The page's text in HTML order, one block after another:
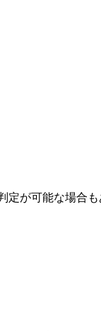
が可能な場合も